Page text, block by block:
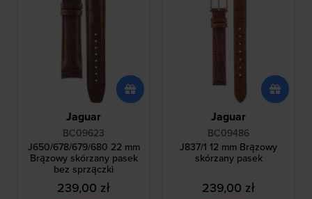
Jaguar
BC09623
J650/678/679/680 22 mm
Brązowy skórzany pasek
bez sprzączki
239,00 zł
Jaguar
BC09486
J837/1 12 mm Brązowy
skórzany pasek
239,00 zł